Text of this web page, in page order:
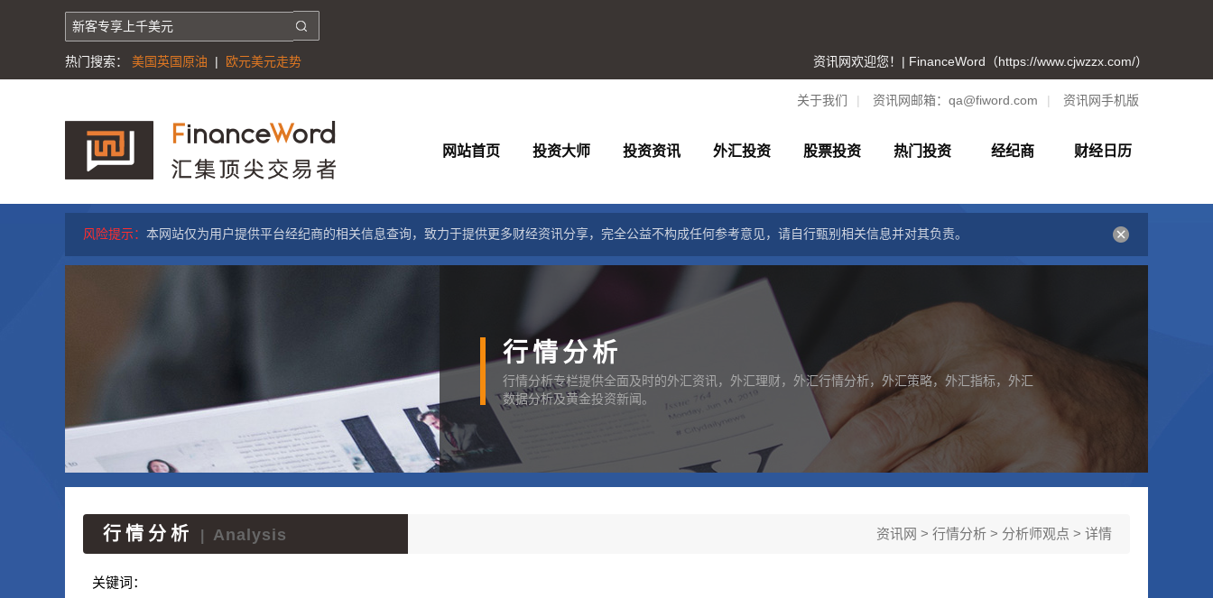
热门搜索： 美国英国原油 | 欧元美元走势 资讯网欢迎您！| FinanceWord（https://www.cjwzzx.com/）
关于我们 | 资讯网邮箱： qa@fiword.com | 资讯网手机版
网站首页 投资大师 投资资讯 外汇投资 股票投资 热门投资 经纪商 财经日历
风险提示： 本网站仅为用户提供平台经纪商的相关信息查询，致力于提供更多财经资讯分享，完全公益不构成任何参考意见，请自行甄别相关信息并对其负责。
行情分析
行情分析专栏提供全面及时的外汇资讯，外汇理财，外汇行情分析，外汇策略，外汇指标，外汇
数据分析及黄金投资新闻。
行情分析 Analysis 资讯网 > 行情分析 > 分析师观点 > 详情
关键词：